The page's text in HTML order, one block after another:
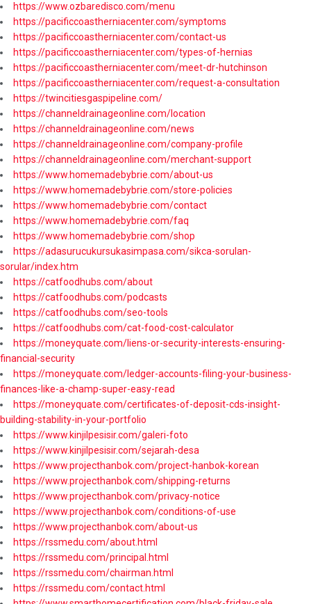
https://www.ozbaredisco.com/menu
https://pacificcoastherniacenter.com/symptoms
https://pacificcoastherniacenter.com/contact-us
https://pacificcoastherniacenter.com/types-of-hernias
https://pacificcoastherniacenter.com/meet-dr-hutchinson
https://pacificcoastherniacenter.com/request-a-consultation
https://twincitiesgaspipeline.com/
https://channeldrainageonline.com/location
https://channeldrainageonline.com/news
https://channeldrainageonline.com/company-profile
https://channeldrainageonline.com/merchant-support
https://www.homemadebybrie.com/about-us
https://www.homemadebybrie.com/store-policies
https://www.homemadebybrie.com/contact
https://www.homemadebybrie.com/faq
https://www.homemadebybrie.com/shop
https://adasurucukursukasimpasa.com/sikca-sorulan-
sorular/index.htm
https://catfoodhubs.com/about
https://catfoodhubs.com/podcasts
https://catfoodhubs.com/seo-tools
https://catfoodhubs.com/cat-food-cost-calculator
https://moneyquate.com/liens-or-security-interests-ensuring-
financial-security
https://moneyquate.com/ledger-accounts-filing-your-business-
finances-like-a-champ-super-easy-read
https://moneyquate.com/certificates-of-deposit-cds-insight-
building-stability-in-your-portfolio
https://www.kinjilpesisir.com/galeri-foto
https://www.kinjilpesisir.com/sejarah-desa
https://www.projecthanbok.com/project-hanbok-korean
https://www.projecthanbok.com/shipping-returns
https://www.projecthanbok.com/privacy-notice
https://www.projecthanbok.com/conditions-of-use
https://www.projecthanbok.com/about-us
https://rssmedu.com/about.html
https://rssmedu.com/principal.html
https://rssmedu.com/chairman.html
https://rssmedu.com/contact.html